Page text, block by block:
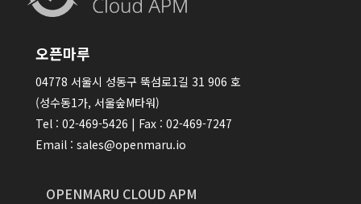
오픈마루
04778 서울시 성동구 뚝섬로1길 31 906 호
(성수동1가, 서울숲M타워)
Tel : 02-469-5426 | Fax : 02-469-7247
Email : sales@openmaru.io
OPENMARU CLOUD APM